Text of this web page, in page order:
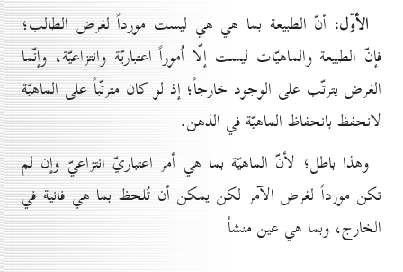
الأوّل: أنّ الطبيعة بما هي هي ليست مورداً لغرض الطالب؛
فإنّ الطبيعة والماهيّات ليست إلّا اُموراً اعتباريّة وانتزاعيّة، وإنّما
الغرض يترتّب على الوجود خارجاً؛ إذ لو كان مترتّباً على الماهيّة
لانحفظ بانحفاظ الماهيّة في الذهن.
وهذا باطل؛ لأنّ الماهيّة بما هي أمر اعتباريّ انتزاعيّ وإن لم
تكن مورداً لغرض الآمر لكن يمكن أن تُلحظ بما هي فانية في
الخارج، وبما هي عين منشأ